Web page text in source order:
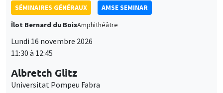
SÉMINAIRES GÉNÉRAUX
AMSE SEMINAR
Îlot Bernard du BoisAmphithéâtre
Lundi 16 novembre 2026
11:30 à 12:45
Albretch Glitz
Universitat Pompeu Fabra